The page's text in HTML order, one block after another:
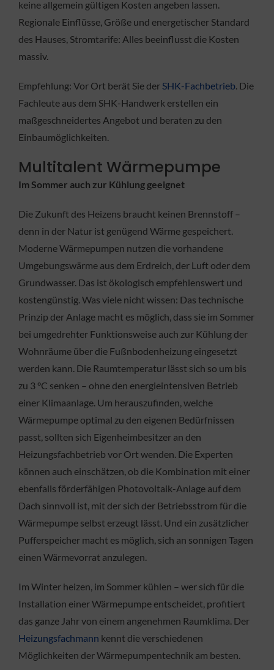
keine allgemein gültigen Kosten angeben lassen.
Regionale Einflüsse, Größe und energetischer Standard
des Hauses, Stromtarife: Alles beeinflusst die Kosten
massiv.
Empfehlung: Vor Ort berät Sie derSHK-Fachbetrieb. Die
Fachleute aus dem SHK-Handwerk erstellen ein
maßgeschneidertes Angebot und beraten zu den
Einbaumöglichkeiten.
Multitalent Wärmepumpe
Im Sommer auch zur Kühlung geeignet
Die Zukunft des Heizens braucht keinen Brennstoff –
denn in der Natur ist genügend Wärme gespeichert.
Moderne Wärmepumpen nutzen die vorhandene
Umgebungswärme aus dem Erdreich, der Luft oder dem
Grundwasser. Das ist ökologisch empfehlenswert und
kostengünstig. Was viele nicht wissen: Das technische
Prinzip der Anlage macht es möglich, dass sie im Sommer
bei umgedrehter Funktionsweise auch zur Kühlung der
Wohnräume über die Fußnbodenheizung eingesetzt
werden kann. Die Raumtemperatur lässt sich so um bis
zu 3 °C senken – ohne den energieintensiven Betrieb
einer Klimaanlage. Um herauszufinden, welche
Wärmepumpe optimal zu den eigenen Bedürfnissen
passt, sollten sich Eigenheimbesitzer an den
Heizungsfachbetrieb vor Ort wenden. Die Experten
können auch einschätzen, ob die Kombination mit einer
ebenfalls förderfähigen Photovoltaik-Anlage auf dem
Dach sinnvoll ist, mit der sich der Betriebsstrom für die
Wärmepumpe selbst erzeugt lässt. Und ein zusätzlicher
Pufferspeicher macht es möglich, sich an sonnigen Tagen
einen Wärmevorrat anzulegen.
Im Winter heizen, im Sommer kühlen – wer sich für die
Installation einer Wärmepumpe entscheidet, profitiert
das ganze Jahr von einem angenehmen Raumklima. Der
Heizungsfachmann kennt die verschiedenen
Möglichkeiten der Wärmepumpentechnik am besten.